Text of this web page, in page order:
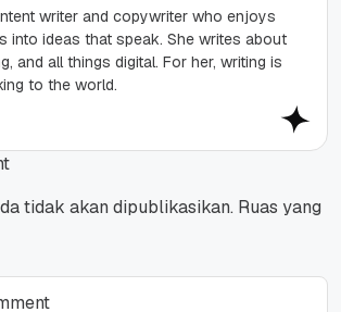
writer and copywriter who enjoys
into ideas that speak. She writes about
and all things digital. For her, writing is
to the world.
tidak akan dipublikasikan. Ruas yang